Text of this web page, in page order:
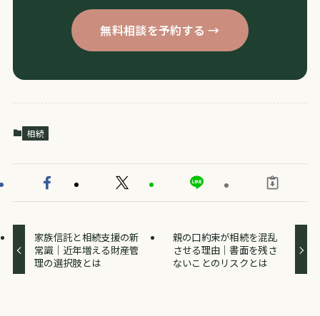
無料相談を予約する →
相続
家族信託と相続支援の新
常識｜近年増える財産管
理の選択肢とは
親の口約束が相続を混乱
させる理由｜書面を残さ
ないことのリスクとは